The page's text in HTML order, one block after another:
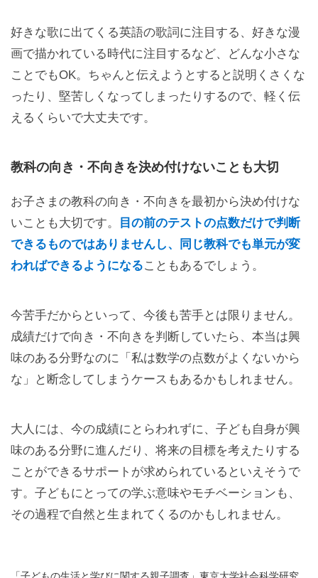
好きな歌に出てくる英語の歌詞に注目する、好きな漫
画で描かれている時代に注目するなど、どんな小さな
ことでもOK。ちゃんと伝えようとすると説明くさくな
ったり、堅苦しくなってしまったりするので、軽く伝
えるくらいで大丈夫です。
教科の向き・不向きを決め付けないことも大切
お子さまの教科の向き・不向きを最初から決め付けな
いことも大切です。
目の前のテストの点数だけで判断
できるものではありませんし、同じ教科でも単元が変
わればできるようになることもあるでしょう。
今苦手だからといって、今後も苦手とは限りません。
成績だけで向き・不向きを判断していたら、本当は興
味のある分野なのに「私は数学の点数がよくないから
な」と断念してしまうケースもあるかもしれません。
大人には、今の成績にとらわれずに、子ども自身が興
味のある分野に進んだり、将来の目標を考えたりする
ことができるサポートが求められているといえそうで
す。子どもにとっての学ぶ意味やモチベーションも、
その過程で自然と生まれてくるのかもしれません。